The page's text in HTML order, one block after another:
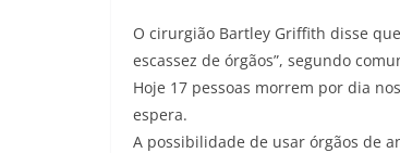
O cirurgião Bartley Griffith disse
escassez de órgãos”, segundo
Hoje 17 pessoas morrem por dia
espera.
A possibilidade de usar órgãos de